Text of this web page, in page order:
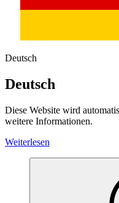
Deutsch
Deutsch
Diese Website wird
weitere Informationen.
Weiterlesen